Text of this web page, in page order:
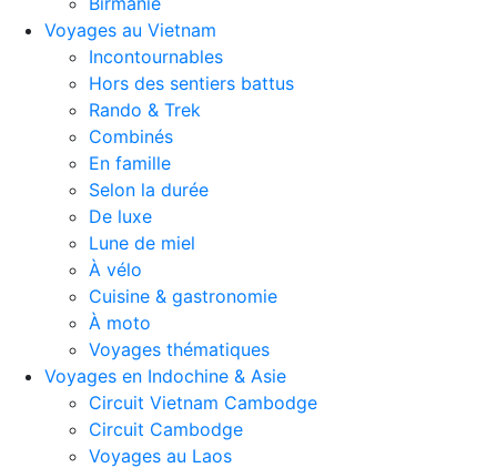
Voyages au Vietnam
Incontournables
Hors des sentiers battus
Rando & Trek
Combinés
En famille
Selon la durée
De luxe
Lune de miel
À vélo
Cuisine & gastronomie
À moto
Voyages thématiques
Voyages en Indochine & Asie
Circuit Vietnam Cambodge
Circuit Cambodge
Voyages au Laos